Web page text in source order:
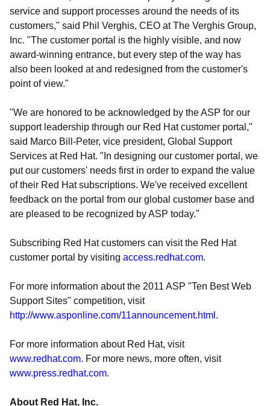
service and support processes around the needs of its
customers," said Phil Verghis, CEO at The Verghis Group,
Inc. "The customer portal is the highly visible, and now
award-winning entrance, but every step of the way has
also been looked at and redesigned from the customer's
point of view."
"We are honored to be acknowledged by the ASP for our
support leadership through our Red Hat customer portal,"
said Marco Bill-Peter, vice president, Global Support
Services at Red Hat. "In designing our customer portal, we
put our customers' needs first in order to expand the value
of their Red Hat subscriptions. We've received excellent
feedback on the portal from our global customer base and
are pleased to be recognized by ASP today."
Subscribing Red Hat customers can visit the Red Hat
customer portal by visiting access.redhat.com.
For more information about the 2011 ASP "Ten Best Web
Support Sites" competition, visit
http://www.asponline.com/11announcement.html .
For more information about Red Hat, visit
www.redhat.com. For more news, more often, visit
www.press.redhat.com.
About Red Hat, Inc.